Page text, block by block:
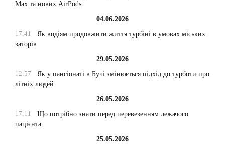
Max та нових AirPods
04.06.2026
17:41
Як водіям продовжити життя турбіні в умовах міських
заторів
29.05.2026
12:57
Як у пансіонаті в Бучі змінюється підхід до турботи про
літніх людей
26.05.2026
17:11
Що потрібно знати перед перевезенням лежачого
пацієнта
25.05.2026